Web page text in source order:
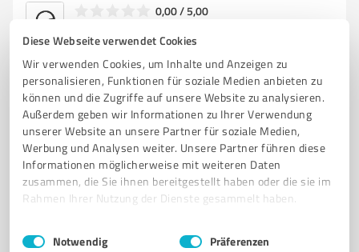
Diese Webseite verwendet Cookies
Wir verwenden Cookies, um Inhalte und Anzeigen zu
personalisieren, Funktionen für soziale Medien anbieten zu
können und die Zugriffe auf unsere Website zu analysieren.
Außerdem geben wir Informationen zu Ihrer Verwendung
unserer Website an unsere Partner für soziale Medien,
Werbung und Analysen weiter. Unsere Partner führen diese
Informationen möglicherweise mit weiteren Daten
zusammen, die Sie ihnen bereitgestellt haben oder die sie im
Rahmen Ihrer Nutzung der Dienste gesammelt haben.
Impressum Datenschutzbestimmungen
Einwilligungsauswahl
Notwendig Präferenzen
0,00 / 5,00
4 Fotografie
REMUSKAT Design Donaueschingen
Kreative Fotografie und Kunst von REMUSKAT Design
in Furtwangen
FOTOGRAFIE KUNST PORTRAITFOTOGRAFIE
INDIVIDUELLE LÖSUNGEN EMOTIONALE VERBINDUNG KUNSTWERKE